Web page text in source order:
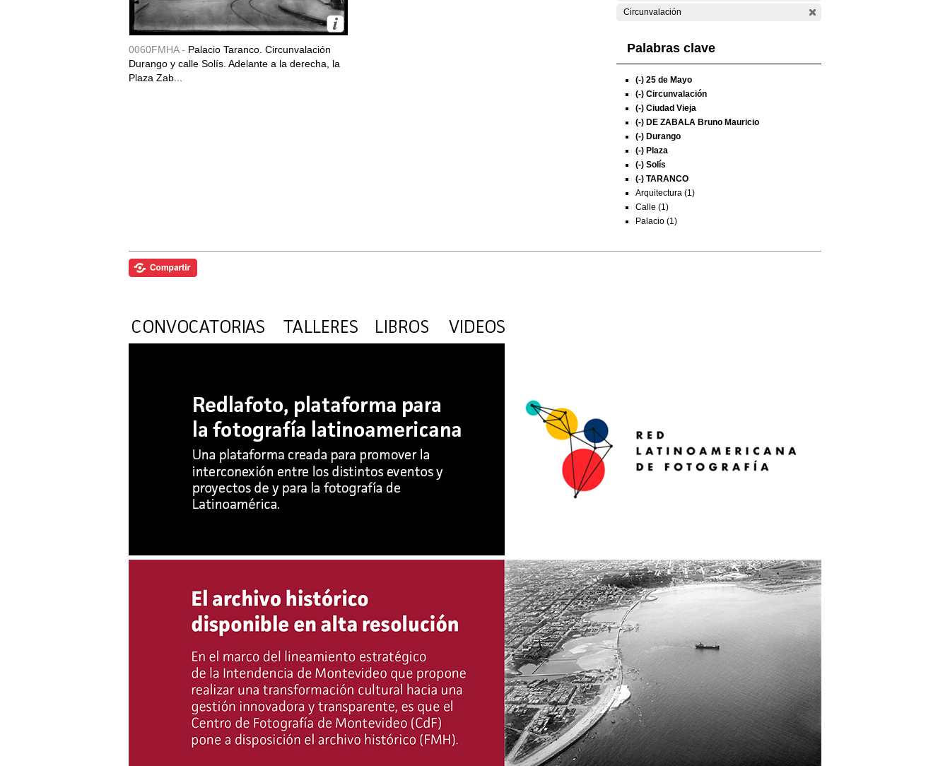
0060FMHA - Palacio Taranco. Circunvalación
Durango y calle Solís. Adelante a la derecha, la
Plaza Zab...
Circunvalación
Palabras clave
(-) 25 de Mayo
(-) Circunvalación
(-) Ciudad Vieja
(-) DE ZABALA Bruno Mauricio
(-) Durango
(-) Plaza
(-) Solís
(-) TARANCO
Arquitectura (1)
Calle (1)
Palacio (1)